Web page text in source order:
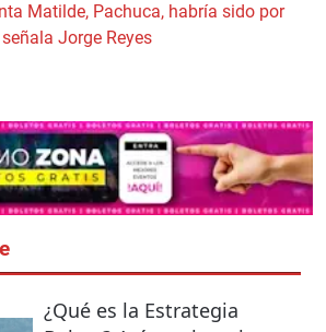
Matilde, Pachuca, habría sido por
Jorge Reyes
¿Qué es la Estrategia